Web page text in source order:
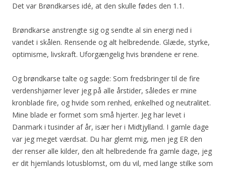
Det var Brøndkarses idé, at den skulle fødes den 1.1.
Brøndkarse anstrengte sig og sendte al sin energi ned i
vandet i skålen. Rensende og alt helbredende. Glæde, styrke,
optimisme, livskraft. Uforgængelig hvis brøndene er rene.
Og brøndkarse talte og sagde: Som fredsbringer til de fire
verdenshjørner lever jeg på alle årstider, således er mine
kronblade fire, og hvide som renhed, enkelhed og neutralitet.
Mine blade er formet som små hjerter. Jeg har levet i
Danmark i tusinder af år, især her i Midtjylland. I gamle dage
var jeg meget værdsat. Du har glemt mig, men jeg ER den
der renser alle kilder, den alt helbredende fra gamle dage, jeg
er dit hjemlands lotusblomst, om du vil, med lange stilke som